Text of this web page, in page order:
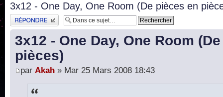
3x12 - One Day, One Room (De pièces en
Publier une réponse
3x12 - One Day, One Room
pièces)
par Akah » Mar 25 Mars 2008 18:43